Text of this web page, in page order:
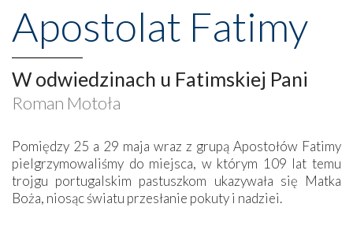
Apostolat Fatimy
W odwiedzinach u Fatimskiej Pani
Roman Motoła
Pomiędzy 25 a 29 maja wraz z grupą Apostołów Fatimy
pielgrzymowaliśmy do miejsca, w którym 109 lat temu
trojgu portugalskim pastuszkom ukazywała się Matka
Boża, niosąc światu przesłanie pokuty i nadziei.